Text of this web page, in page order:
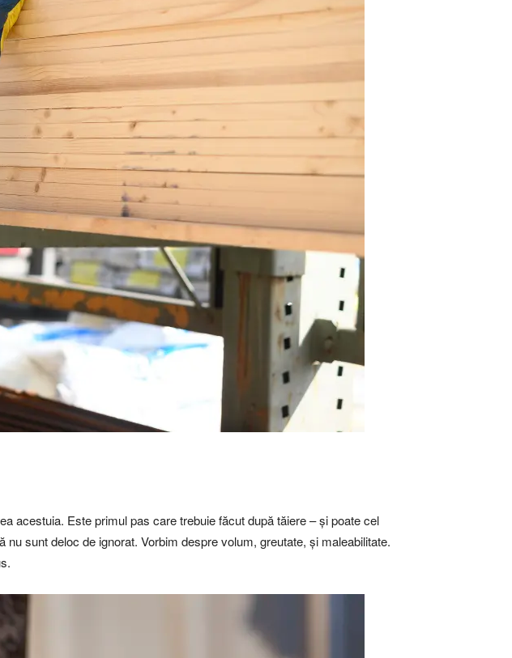
acestuia. Este primul pas care trebuie făcut după tăiere – și poate cel
sunt deloc de ignorat. Vorbim despre volum, greutate, și maleabilitate.